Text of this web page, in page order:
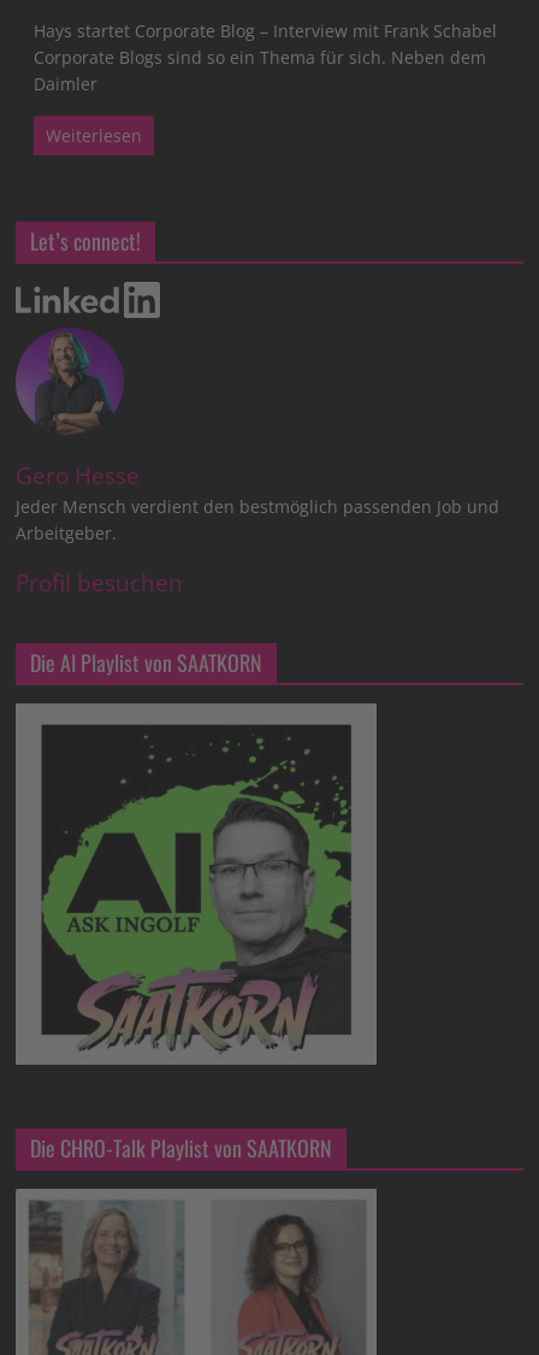
Hays startet Corporate Blog – Interview mit Frank Schabel
Corporate Blogs sind so ein Thema für sich. Neben dem
Daimler
Weiterlesen
Let’s connect!
Gero Hesse
Jeder Mensch verdient den bestmöglich passenden Job und
Arbeitgeber.
Profil besuchen
Die AI Playlist von SAATKORN
Die CHRO-Talk Playlist von SAATKORN